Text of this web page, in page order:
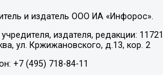
и издатель ООО ИА «Инфорос».
издателя, редакции:
ул. Кржижановского, д.13, кор. 2
+7 (495) 718-84-11